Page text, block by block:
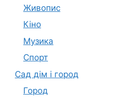
Живопис
Кіно
Музика
Спорт
Сад дім і город
Город